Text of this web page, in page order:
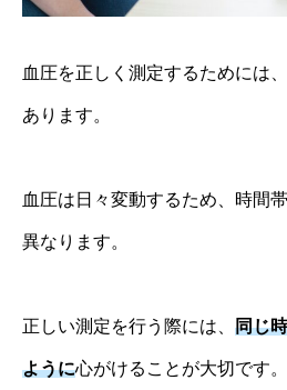
血圧を正しく測定するためには
あります。
血圧は日々変動するため、時間
異なります。
正しい測定を行う際には、 同じ
ように心がけることが大切です。